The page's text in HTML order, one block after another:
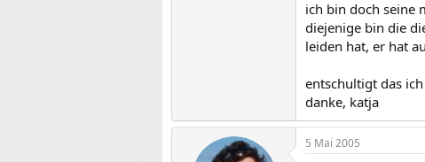
ich bin doch seine
diejenige bin die
leiden hat, er hat
entschultigt das
danke, katja
5 Mai 2005